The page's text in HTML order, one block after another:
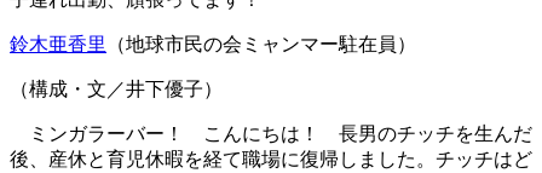
鈴木亜香里 （地球市民の会ミャンマー駐在員）
（構成・文／井下優子）
ミンガラーバー！ こんにちは！ 長男のチッチを生んだ
後、産休と育児休暇を経て職場に復帰しました。チッチはど